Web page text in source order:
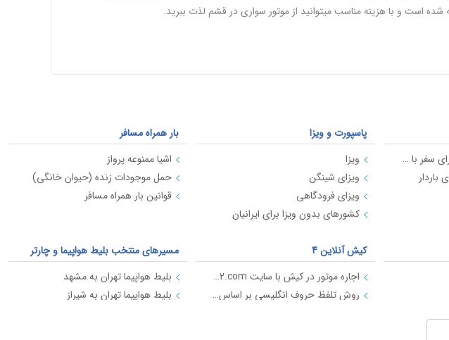
است و با هزینه مناسب میتوانید از موتور سواری در قشم لذت ببرید.
محدودیت های پزشکی برای سفر با هواپیما
باردار
پاسپورت و ویزا
ویزا
ویزای شینگن
ویزای فرودگاهی
کشورهای بدون ویزا برای ایرانیان
بار همراه مسافر
اشیا ممنوعه پرواز
حمل موجودات زنده (حیوان خانگی)
قوانین بار همراه مسافر
کیش آنلاین 4
اجاره موتور در کیش با سایت kish2.com
روش تلفظ حروف انگلیسی بر اساس استاندارد ICAO
مسیرهای منتخب بلیط هواپیما و چارتر
بلیط هواپیما تهران به مشهد
بلیط هواپیما تهران به شیراز